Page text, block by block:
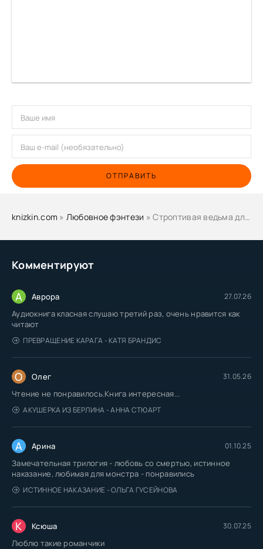
Комментируют
А Аврора 27.07.26
Аудиокнига класная слушаю третий раз, очень нравится как
читают
ПРЕВРАЩЕНИЕ КАРАГА - КАТЯ БРАНДИС
О Олег 31.05.26
Чтение не понравилось.Книга интересная...
АКУШЕРКА ИЗ БЕРЛИНА - АННА СТЮАРТ
А Арина 01.10.25
Замечательная трилогия - любовь со смертью, истинное
наказание, любимая для монстра - понравились
ИСТИННОЕ НАКАЗАНИЕ - ОЛЬГА ГУСЕЙНОВА
К Ксюша 30.07.25
Люблю такие романчики
ОТПРАВИТЬ
knizkin.com » Любовное фэнтези » Строптивая ведьма для Владыки демонов - Анита Мур